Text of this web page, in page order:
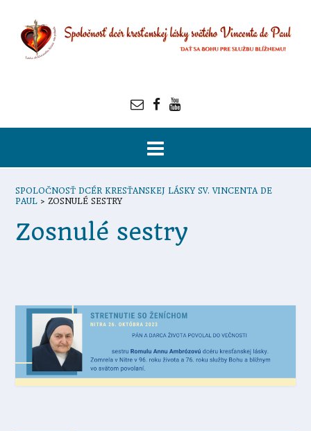
SPOLOČNOSŤ DCÉR KRESŤANSKEJ LÁSKY SV. VINCENTA DE
PAUL > ZOSNULÉ SESTRY
Zosnulé sestry